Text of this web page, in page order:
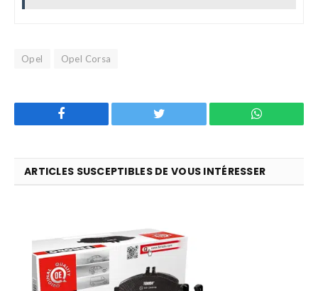
Opel Opel Corsa
Twitter WhatsApp
ARTICLES SUSCEPTIBLES DE VOUS INTÉRESSER